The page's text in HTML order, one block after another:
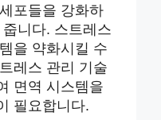
포들을 강화하
니다. 스트레스
을 약화시킬 수
레스 관리 기술
면역 시스템을
필요합니다.